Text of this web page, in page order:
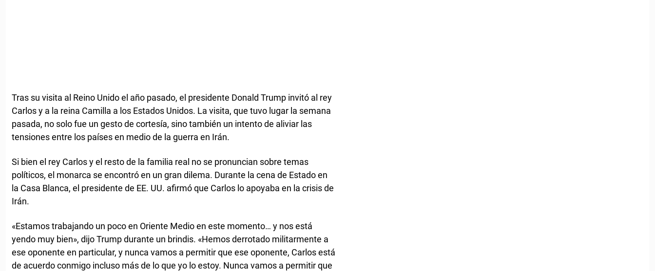
Tras su visita al Reino Unido el año pasado, el presidente Donald Trump invitó al rey
Carlos y a la reina Camilla a los Estados Unidos. La visita, que tuvo lugar la semana
pasada, no solo fue un gesto de cortesía, sino también un intento de aliviar las
tensiones entre los países en medio de la guerra en Irán.
Si bien el rey Carlos y el resto de la familia real no se pronuncian sobre temas
políticos, el monarca se encontró en un gran dilema. Durante la cena de Estado en
la Casa Blanca, el presidente de EE. UU. afirmó que Carlos lo apoyaba en la crisis de
Irán.
«Estamos trabajando un poco en Oriente Medio en este momento… y nos está
yendo muy bien», dijo Trump durante un brindis. «Hemos derrotado militarmente a
ese oponente en particular, y nunca vamos a permitir que ese oponente, Carlos está
de acuerdo conmigo incluso más de lo que yo lo estoy. Nunca vamos a permitir que